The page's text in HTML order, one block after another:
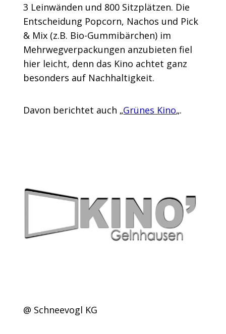
3 Leinwänden und 800 Sitzplätzen. Die
Entscheidung Popcorn, Nachos und Pick
& Mix (z.B. Bio-Gummibärchen) im
Mehrwegverpackungen anzubieten fiel
hier leicht, denn das Kino achtet ganz
besonders auf Nachhaltigkeit.
Davon berichtet auch „Grünes Kino„.
@ Schneevogl KG